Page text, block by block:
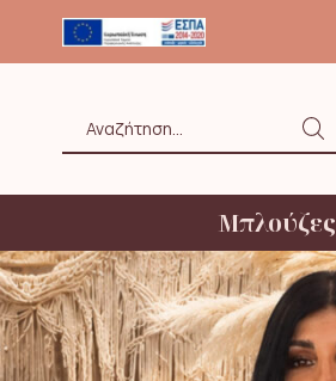
ΑΝΩ ΤΩΝ 20€ ΜΕ BOX NOW
input
Μπλούζες